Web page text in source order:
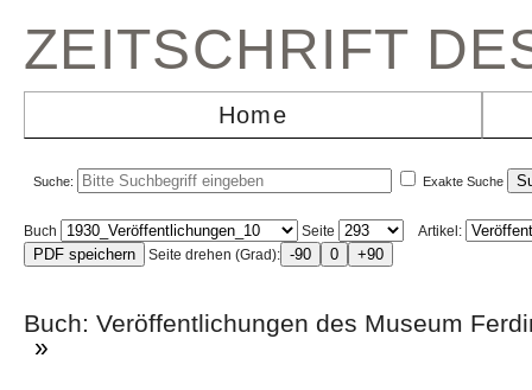
ZEITSCHRIFT
Home
Suche: Exakte Suche
Buch Seite
Artikel:
Seite drehen (Grad):
Buch: Veröffentlichungen des Museum
»